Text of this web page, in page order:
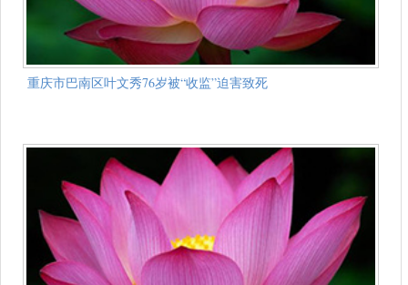
重庆市巴南区叶文秀76岁被“收监”迫害致死